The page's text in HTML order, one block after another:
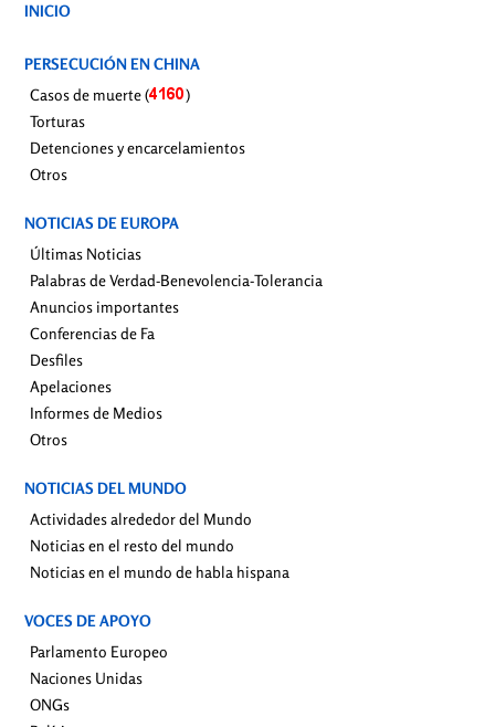
INICIO
PERSECUCIÓN EN CHINA
Casos de muerte (
)
Torturas
Detenciones y encarcelamientos
Otros
NOTICIAS DE EUROPA
Últimas Noticias
Palabras de Verdad-Benevolencia-Tolerancia
Anuncios importantes
Conferencias de Fa
Desfiles
Apelaciones
Informes de Medios
Otros
NOTICIAS DEL MUNDO
Actividades alrededor del Mundo
Noticias en el resto del mundo
Noticias en el mundo de habla hispana
VOCES DE APOYO
Parlamento Europeo
Naciones Unidas
ONGs